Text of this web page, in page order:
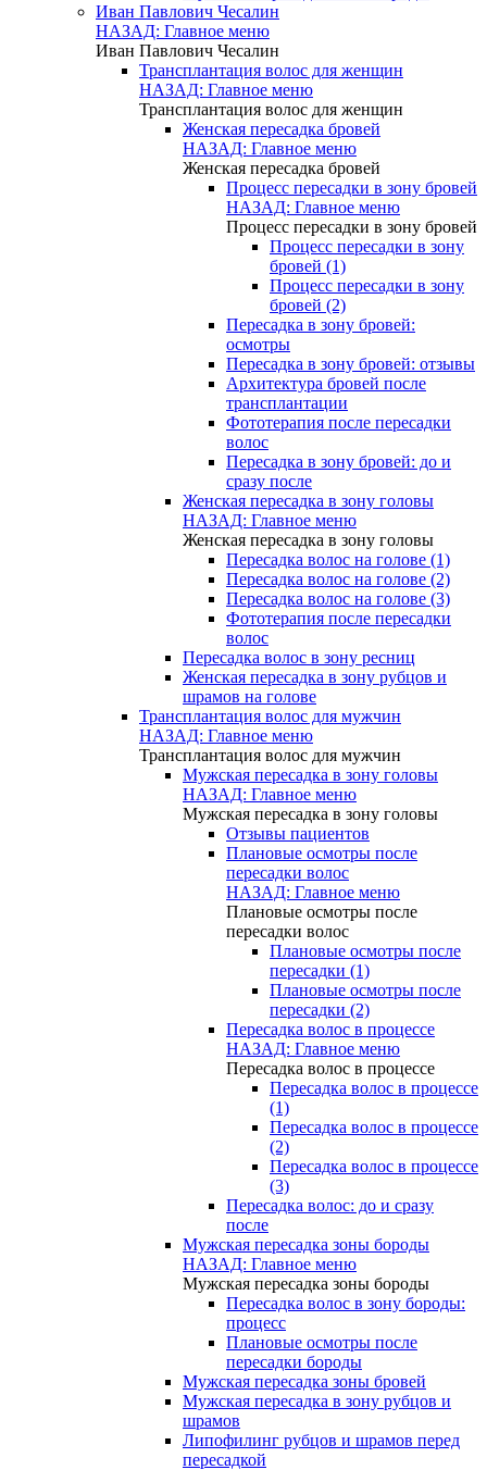
Иван Павлович Чесалин
НАЗАД: Главное меню
Иван Павлович Чесалин
Трансплантация волос для женщин
НАЗАД: Главное меню
Трансплантация волос для женщин
Женская пересадка бровей
НАЗАД: Главное меню
Женская пересадка бровей
Процесс пересадки в зону бровей
НАЗАД: Главное меню
Процесс пересадки в зону бровей
Процесс пересадки в зону
бровей (1)
Процесс пересадки в зону
бровей (2)
Пересадка в зону бровей:
осмотры
Пересадка в зону бровей: отзывы
Архитектура бровей после
трансплантации
Фототерапия после пересадки
волос
Пересадка в зону бровей: до и
сразу после
Женская пересадка в зону головы
НАЗАД: Главное меню
Женская пересадка в зону головы
Пересадка волос на голове (1)
Пересадка волос на голове (2)
Пересадка волос на голове (3)
Фототерапия после пересадки
волос
Пересадка волос в зону ресниц
Женская пересадка в зону рубцов и
шрамов на голове
Трансплантация волос для мужчин
НАЗАД: Главное меню
Трансплантация волос для мужчин
Мужская пересадка в зону головы
НАЗАД: Главное меню
Мужская пересадка в зону головы
Отзывы пациентов
Плановые осмотры после
пересадки волос
НАЗАД: Главное меню
Плановые осмотры после
пересадки волос
Плановые осмотры после
пересадки (1)
Плановые осмотры после
пересадки (2)
Пересадка волос в процессе
НАЗАД: Главное меню
Пересадка волос в процессе
Пересадка волос в процессе
(1)
Пересадка волос в процессе
(2)
Пересадка волос в процессе
(3)
Пересадка волос: до и сразу
после
Мужская пересадка зоны бороды
НАЗАД: Главное меню
Мужская пересадка зоны бороды
Пересадка волос в зону бороды:
процесс
Плановые осмотры после
пересадки бороды
Мужская пересадка зоны бровей
Мужская пересадка в зону рубцов и
шрамов
Липофилинг рубцов и шрамов перед
пересадкой